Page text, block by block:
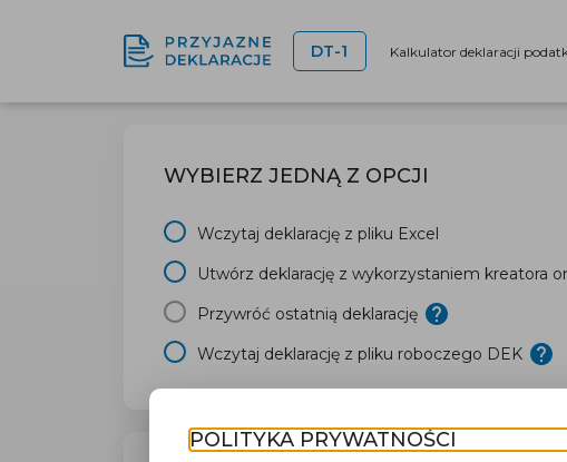
DT-1 Kalkulator deklaracji
WYBIERZ JEDNĄ Z OPCJI
Wczytaj deklarację z pliku Excel
Utwórz deklarację z wykorzystaniem kreatora
Przywróć ostatnią deklarację
Wczytaj deklarację z pliku roboczego DEK
POLITYKA PRYWATNOŚCI